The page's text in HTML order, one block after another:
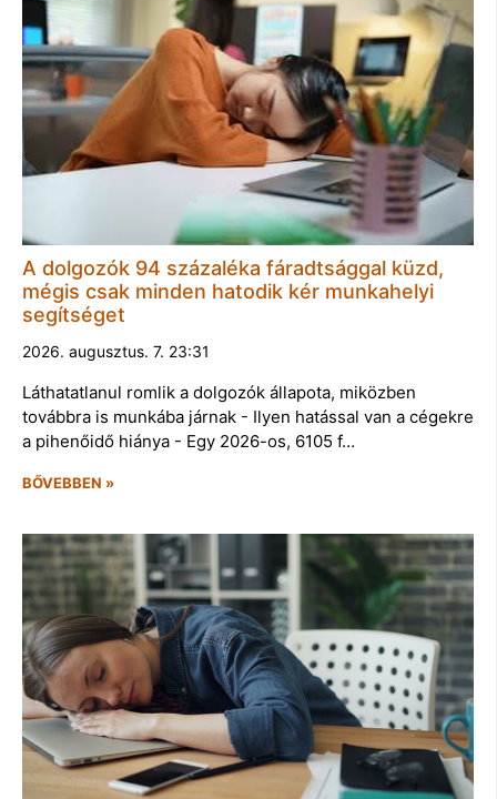
A dolgozók 94 százaléka fáradtsággal küzd,
mégis csak minden hatodik kér munkahelyi
segítséget
2026. augusztus. 7. 23:31
Láthatatlanul romlik a dolgozók állapota, miközben
továbbra is munkába járnak - Ilyen hatással van a cégekre
a pihenőidő hiánya - Egy 2026-os, 6105 f…
BŐVEBBEN »